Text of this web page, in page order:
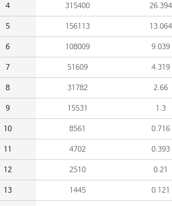
4 315400 26.394
5 156113 13.064
6 108009 9.039
7 51609 4.319
8 31782 2.66
9 15531 1.3
10 8561 0.716
11 4702 0.393
12 2510 0.21
13 1445 0.121